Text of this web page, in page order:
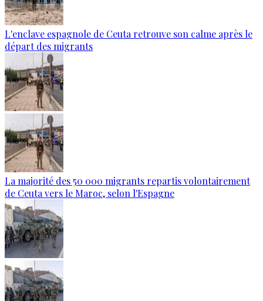
L'enclave espagnole de Ceuta retrouve son calme après le
départ des migrants
La majorité des 50 000 migrants repartis volontairement
de Ceuta vers le Maroc, selon l'Espagne